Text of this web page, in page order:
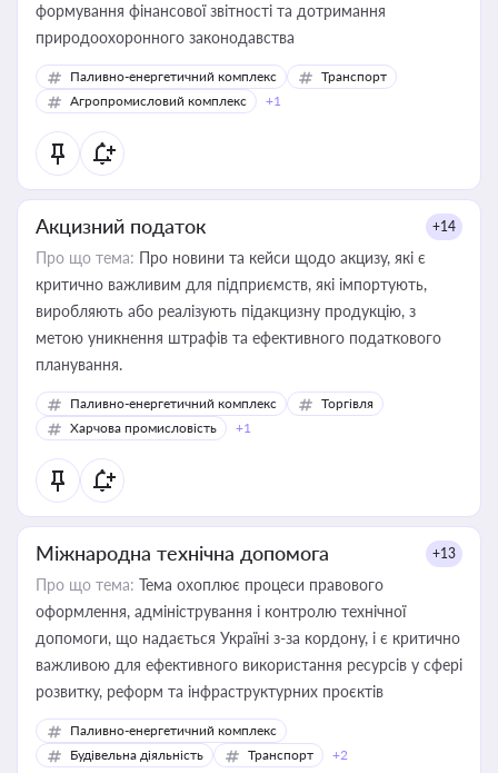
формування фінансової звітності та дотримання
природоохоронного законодавства
Паливно-енергетичний комплекс
Транспорт
Агропромисловий комплекс
+1
Акцизний податок +14
Про що тема: Про новини та кейси щодо акцизу, які є
критично важливим для підприємств, які імпортують,
виробляють або реалізують підакцизну продукцію, з
метою уникнення штрафів та ефективного податкового
планування.
Паливно-енергетичний комплекс
Торгівля
Харчова промисловість
+1
Міжнародна технічна допомога +13
Про що тема: Тема охоплює процеси правового
оформлення, адміністрування і контролю технічної
допомоги, що надається Україні з-за кордону, і є критично
важливою для ефективного використання ресурсів у сфері
розвитку, реформ та інфраструктурних проєктів
Паливно-енергетичний комплекс
Будівельна діяльність
Транспорт +2